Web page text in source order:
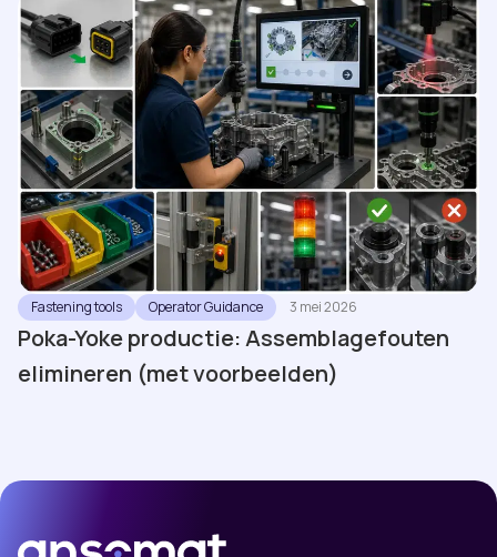
Fastening tools Operator Guidance 3 mei 2026
Poka-Yoke productie: Assemblagefouten
elimineren (met voorbeelden)